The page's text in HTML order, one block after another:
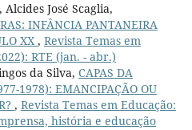
José Scaglia,
INFÂNCIA PANTANEIRA
XX , Revista Temas em
RTE (jan. - abr.)
da Silva, CAPAS DA
1978): EMANCIPAÇÃO OU
, Revista Temas em Educação:
história e educação